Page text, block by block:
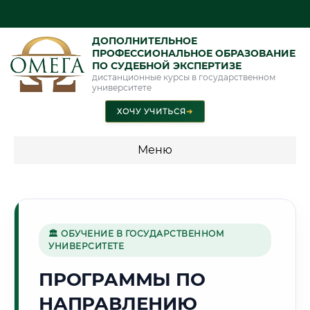
ДОПОЛНИТЕЛЬНОЕ
ПРОФЕССИОНАЛЬНОЕ ОБРАЗОВАНИЕ
ПО СУДЕБНОЙ ЭКСПЕРТИЗЕ
дистанционные курсы в государственном
университете
ХОЧУ УЧИТЬСЯ➜
Меню
специальности"
Стоимость по программам обучения "Судебная экспертиза"
Стоимость по программам обучения "Экспертиза"
🏛 ОБУЧЕНИЕ В ГОСУДАРСТВЕННОМ
УНИВЕРСИТЕТЕ
ПРОГРАММЫ ПО
НАПРАВЛЕНИЮ